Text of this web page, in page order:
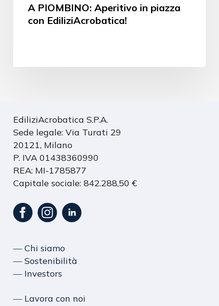
A PIOMBINO: Aperitivo in piazza
con EdiliziAcrobatica!
EdiliziAcrobatica S.P.A.
Sede legale: Via Turati 29
20121, Milano
P. IVA 01438360990
REA: MI-1785877
Capitale sociale: 842.288,50 €
― Chi siamo
― Sostenibilità
― Investors
― Lavora con noi